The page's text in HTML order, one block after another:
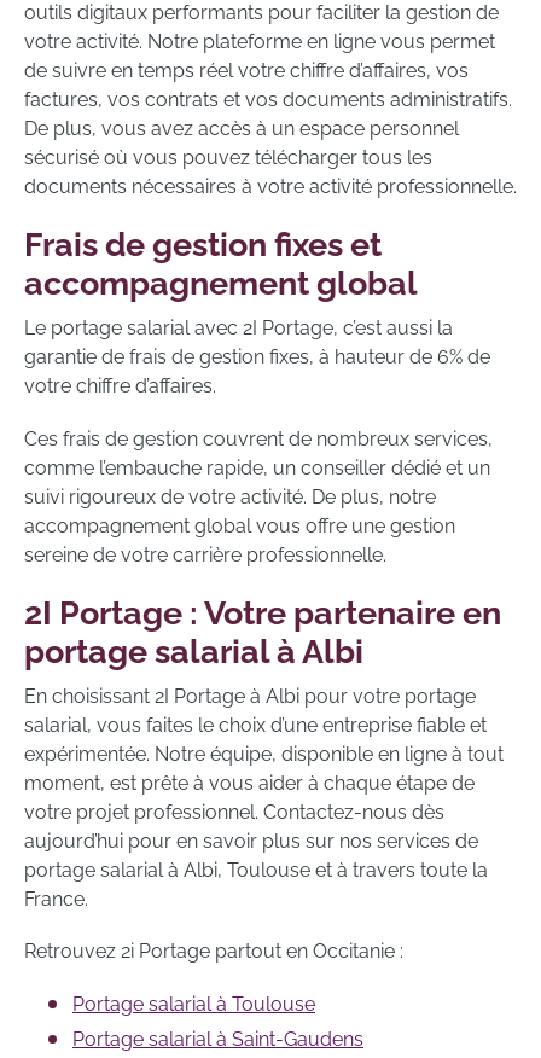
outils digitaux performants pour faciliter la gestion de
votre activité. Notre plateforme en ligne vous permet
de suivre en temps réel votre chiffre d’affaires, vos
factures, vos contrats et vos documents administratifs.
De plus, vous avez accès à un espace personnel
sécurisé où vous pouvez télécharger tous les
documents nécessaires à votre activité professionnelle.
Frais de gestion fixes et
accompagnement global
Le portage salarial avec 2I Portage, c’est aussi la
garantie de frais de gestion fixes, à hauteur de 6% de
votre chiffre d’affaires.
Ces frais de gestion couvrent de nombreux services,
comme l’embauche rapide, un conseiller dédié et un
suivi rigoureux de votre activité. De plus, notre
accompagnement global vous offre une gestion
sereine de votre carrière professionnelle.
2I Portage : Votre partenaire en
portage salarial à Albi
En choisissant 2I Portage à Albi pour votre portage
salarial, vous faites le choix d’une entreprise fiable et
expérimentée. Notre équipe, disponible en ligne à tout
moment, est prête à vous aider à chaque étape de
votre projet professionnel. Contactez-nous dès
aujourd’hui pour en savoir plus sur nos services de
portage salarial à Albi, Toulouse et à travers toute la
France.
Retrouvez 2i Portage partout en Occitanie :
Portage salarial à Toulouse
Portage salarial à Saint-Gaudens